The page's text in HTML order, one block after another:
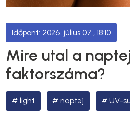
2026. július 07., 18:10
Mire utal a naptej
faktorszáma?
light naptej UV-